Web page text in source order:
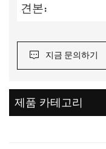
견본:
지금 문의하기
제품 카테고리